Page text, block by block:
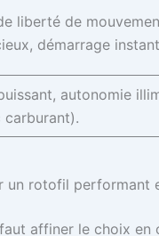
liberté de
démarrage
autonomie
carburant).
un rotofil performant
affiner le choix en